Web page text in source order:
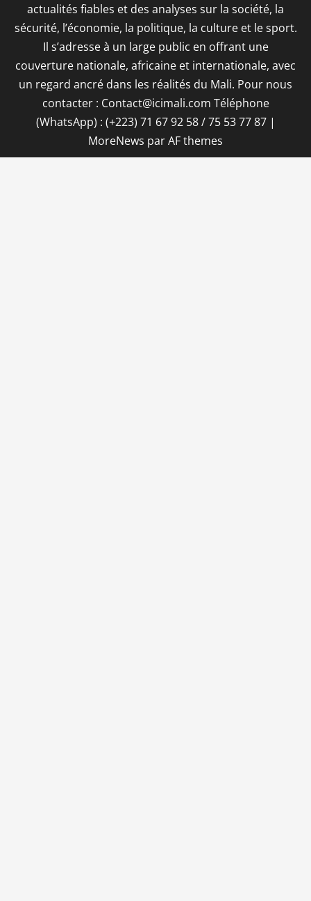
actualités fiables et des analyses sur la société, la
sécurité, l’économie, la politique, la culture et le sport.
Il s’adresse à un large public en offrant une
couverture nationale, africaine et internationale, avec
un regard ancré dans les réalités du Mali. Pour nous
contacter : Contact@icimali.com Téléphone
(WhatsApp) : (+223) 71 67 92 58 / 75 53 77 87 |
MoreNews par AF themes